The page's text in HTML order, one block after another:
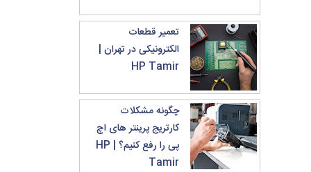
تعمیر قطعات
الکترونیکی در تهران |
HP Tamir
چگونه مشکلات
کارتریج پرینتر های اچ
پی را رفع کنیم؟ | HP
Tamir